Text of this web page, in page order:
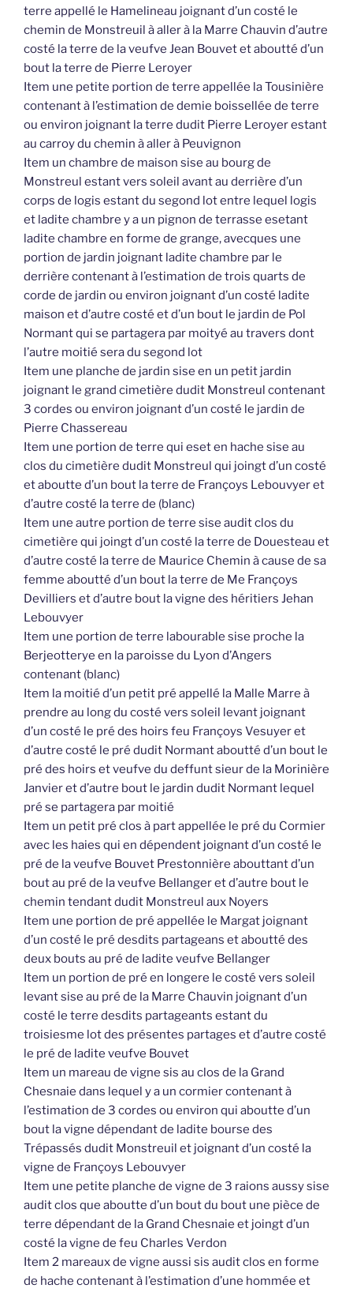
terre appellé le Hamelineau joignant d’un costé le
chemin de Monstreuil à aller à la Marre Chauvin d’autre
costé la terre de la veufve Jean Bouvet et aboutté d’un
bout la terre de Pierre Leroyer
Item une petite portion de terre appellée la Tousinière
contenant à l’estimation de demie boissellée de terre
ou environ joignant la terre dudit Pierre Leroyer estant
au carroy du chemin à aller à Peuvignon
Item un chambre de maison sise au bourg de
Monstreul estant vers soleil avant au derrière d’un
corps de logis estant du segond lot entre lequel logis
et ladite chambre y a un pignon de terrasse esetant
ladite chambre en forme de grange, avecques une
portion de jardin joignant ladite chambre par le
derrière contenant à l’estimation de trois quarts de
corde de jardin ou environ joignant d’un costé ladite
maison et d’autre costé et d’un bout le jardin de Pol
Normant qui se partagera par moityé au travers dont
l’autre moitié sera du segond lot
Item une planche de jardin sise en un petit jardin
joignant le grand cimetière dudit Monstreul contenant
3 cordes ou environ joignant d’un costé le jardin de
Pierre Chassereau
Item une portion de terre qui eset en hache sise au
clos du cimetière dudit Monstreul qui joingt d’un costé
et aboutte d’un bout la terre de Françoys Lebouvyer et
d’autre costé la terre de (blanc)
Item une autre portion de terre sise audit clos du
cimetière qui joingt d’un costé la terre de Douesteau et
d’autre costé la terre de Maurice Chemin à cause de sa
femme aboutté d’un bout la terre de Me Françoys
Devilliers et d’autre bout la vigne des héritiers Jehan
Lebouvyer
Item une portion de terre labourable sise proche la
Berjeotterye en la paroisse du Lyon d’Angers
contenant (blanc)
Item la moitié d’un petit pré appellé la Malle Marre à
prendre au long du costé vers soleil levant joignant
d’un costé le pré des hoirs feu Françoys Vesuyer et
d’autre costé le pré dudit Normant aboutté d’un bout le
pré des hoirs et veufve du deffunt sieur de la Morinière
Janvier et d’autre bout le jardin dudit Normant lequel
pré se partagera par moitié
Item un petit pré clos à part appellée le pré du Cormier
avec les haies qui en dépendent joignant d’un costé le
pré de la veufve Bouvet Prestonnière abouttant d’un
bout au pré de la veufve Bellanger et d’autre bout le
chemin tendant dudit Monstreul aux Noyers
Item une portion de pré appellée le Margat joignant
d’un costé le pré desdits partageans et aboutté des
deux bouts au pré de ladite veufve Bellanger
Item un portion de pré en longere le costé vers soleil
levant sise au pré de la Marre Chauvin joignant d’un
costé le terre desdits partageants estant du
troisiesme lot des présentes partages et d’autre costé
le pré de ladite veufve Bouvet
Item un mareau de vigne sis au clos de la Grand
Chesnaie dans lequel y a un cormier contenant à
l’estimation de 3 cordes ou environ qui aboutte d’un
bout la vigne dépendant de ladite bourse des
Trépassés dudit Monstreuil et joignant d’un costé la
vigne de Françoys Lebouvyer
Item une petite planche de vigne de 3 raions aussy sise
audit clos que aboutte d’un bout du bout une pièce de
terre dépendant de la Grand Chesnaie et joingt d’un
costé la vigne de feu Charles Verdon
Item 2 mareaux de vigne aussi sis audit clos en forme
de hache contenant à l’estimation d’une hommée et